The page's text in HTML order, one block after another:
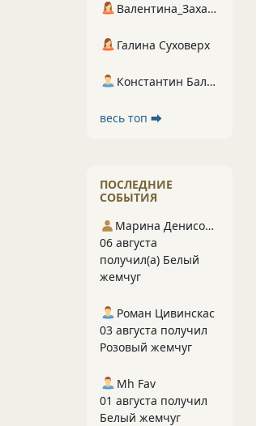
Валентина_Захарова
Галина Суховерх
Константин Балухта
весь топ ⮕
ПОСЛЕДНИЕ
СОБЫТИЯ
Марина Денисова 5
06 августа
получил(а) Белый
жемчуг
Роман Цивинскас
03 августа получил
Розовый жемчуг
Mh Fav
01 августа получил
Белый жемчуг